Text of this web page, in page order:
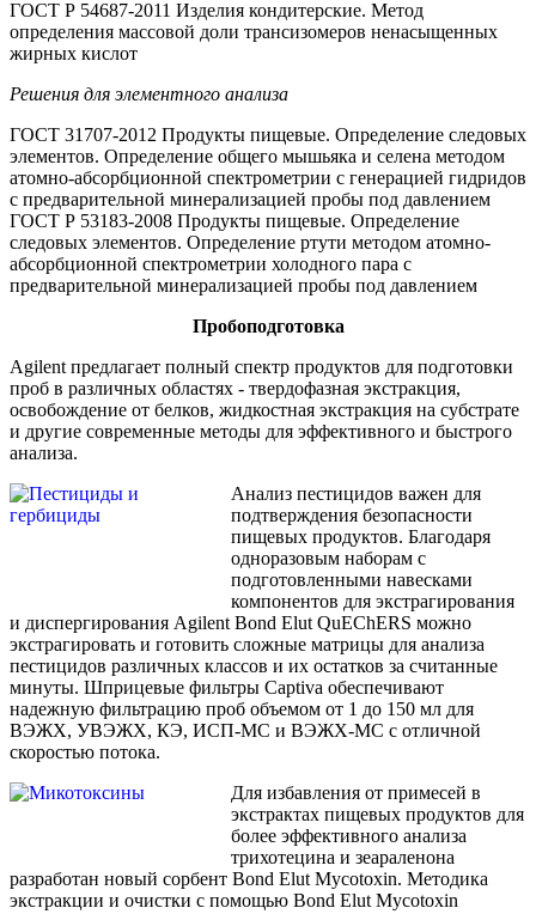
ГОСТ Р 54687-2011 Изделия кондитерские. Метод
определения массовой доли трансизомеров ненасыщенных
жирных кислот
Решения для элементного анализа
ГОСТ 31707-2012 Продукты пищевые. Определение следовых
элементов. Определение общего мышьяка и селена методом
атомно-абсорбционной спектрометрии с генерацией гидридов
с предварительной минерализацией пробы под давлением
ГОСТ Р 53183-2008 Продукты пищевые. Определение
следовых элементов. Определение ртути методом атомно-
абсорбционной спектрометрии холодного пара с
предварительной минерализацией пробы под давлением
Пробоподготовка
Agilent предлагает полный спектр продуктов для подготовки
проб в различных областях - твердофазная экстракция,
освобождение от белков, жидкостная экстракция на субстрате
и другие современные методы для эффективного и быстрого
анализа.
Анализ пестицидов важен для
подтверждения безопасности
пищевых продуктов. Благодаря
одноразовым наборам с
подготовленными навесками
компонентов для экстрагирования
и диспергирования Agilent Bond Elut QuEChERS можно
экстрагировать и готовить сложные матрицы для анализа
пестицидов различных классов и их остатков за считанные
минуты. Шприцевые фильтры Captiva обеспечивают
надежную фильтрацию проб объемом от 1 до 150 мл для
ВЭЖХ, УВЭЖХ, КЭ, ИСП-МС и ВЭЖХ-МС с отличной
скоростью потока.
Для избавления от примесей в
экстрактах пищевых продуктов для
более эффективного анализа
трихотецина и зеараленона
разработан новый сорбент Bond Elut Mycotoxin. Методика
экстракции и очистки с помощью Bond Elut Mycotoxin